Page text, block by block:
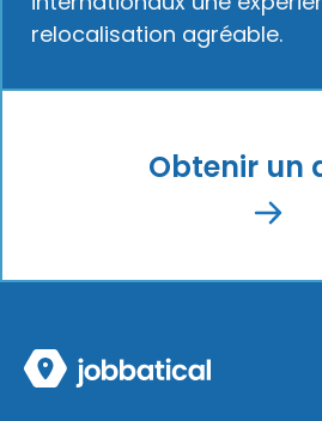
relocalisation agréable.
Obtenir un